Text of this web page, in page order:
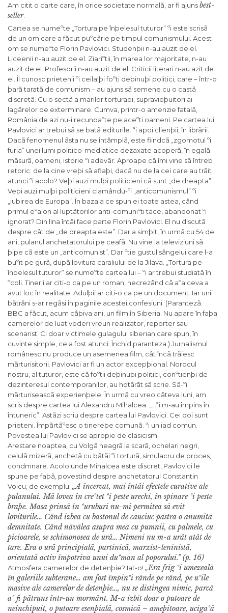
Am citit o carte care, în orice societate normalã, ar fi ajunsbest-
seller.
Cartea se numeºte „Tortura pe înþelesul tuturor” ºi este scrisã
de un om care a fãcut puºcãrie pe timpul comunismului. Acest
om se numeºte Florin Pavlovici. Studenþii n-au auzit de el.
Liceenii n-au auzit de el. Ziariºtii, în marea lor majoritate, n-au
auzit de el. Profesorii n-au auzit de el. Criticii literari n-au azit de
el. Îl cunosc prietenii ºi ceilalþi foºti deþinuþi politici, care – într-o
þarã taratã de comunism – au ajuns sã semene cu o castã
discretã. Cu o sectã a marilor torturaþi, supravieþuitori ai
lagãrelor de exterminare. Cumva, printr-o amenzie fatalã,
România de azi nu-i recunoaºte pe aceºti oameni. Pe cartea lui
Pavlovici ar trebui sã se batã editurile. ªi apoi clienþii, în librãrii.
Dacã fenomenul ãsta nu se întâmplã, este fiindcã „zgomotul ºi
furia” unei lumi politico-mediatice dezaxate acoperã, în egalã
mãsurã, oameni, istorie ºi adevãr. Aproape cã îmi vine sã întreb
retoric: de la cine vreþi sã aflaþi, dacã nu de la cei care au trãit
atunci ºi acolo? Veþi auzi mulþi politicieni cã sunt „de dreapta”.
Veþi auzi mulþi politicieni clamându-ºi „anticomunismul” ºi
„iubirea de Europa”. În baza a ce spun ei toate astea, când
primul eºalon al luptãtorilor anti-comuniºti tace, abandonat ºi
ignorat? Din lina întâi face parte Florin Pavlovici. El nu discutã
despre cât de „de dreapta este”. Dar a simþit, în urmã cu 54 de
ani, pulanul anchetatorului pe ceafã. Nu vine la televiziuni sã
þipe cã este un „anticomunist”. Dar ºtie gustul sângelui care l-a
buºit pe gurã, dupã lovitura caraliului de la Jilava. „Tortura pe
înþelesul tuturor” se numeºte cartea lui – ºi ar trebui studiatã în
ºcoli. Tinerii ar citi-o ca pe un roman, necrezând cã aºa ceva a
avut loc în realitate. Adulþii ar citi-o ca pe un document. Iar unii
bãtrâni s-ar regãsi în paginile acestei confesiuni. (Parantezã.
BBC a fãcut, acum câþiva ani, un film în Siberia. Nu apare în faþa
camerelor de luat vederi vreun realizator, reporter sau
scenarist. Ci doar victimele gulagului siberian care spun, în
cuvinte simple, ce a fost atunci. Închid paranteza.) Jurnalismul
românesc nu produce un asemenea film, cât încã trãiesc
mãrturisitorii. Pavlovici ar fi un actor excepþional. Norocul
nostru, al tuturor, este cã foºtii deþinuþi politici, conºtienþi de
dezinteresul contemporanilor, au hotãrât sã scrie. Sã-ºi
mãrturiseascã experienþele. În urmã cu vreo câteva luni, am
scris despre cartea lui Alexandru Mihalcea: „…ªi m-au împins în
întuneric”. Astãzi scriu despre cartea lui Pavlovici. Cei doi sunt
prieteni. Împãrtãºesc o tinereþe comunã. ªi un iad comun.
Povestea lui Pavlovici se apropie de clasicism.
Arestare noaptea, cu Volgã neagrã la scarã, ochelari negri,
celulã mizerã, anchetã cu bãtãi ºi torturã, simulacru de proces,
condmnare. Acolo unde Mihalcea este discret, Pavlovici le
spune pe faþã, povestind despre anchetatorul Constantin
Voicu, de exemplu: „A încercat, mai întâi efectele curative ale
pulanului. Mã lovea în creºtet ºi peste urechi, în spinare ºi peste
braþe. Masa prinsã în ºuruburi nu-mi permitea sã evit
loviturile… Când izbea cu bastonul de cauciuc pãstra o anumitã
demnitate. Când nãvãlea asupra mea cu pumnii, cu palmele, cu
picioarele, se schimonosea de urã… Nimeni nu m-a urât atât de
tare. Era o urã principialã, partinicã, marxist-leninistã,
orientatã activ împotriva unui duºman al poporului.” (p. 16)
Atmosfera camerelor de detenþie? Iat-o! „Era frig ºi umezealã
în galeriile subterane… am fost împinºi rânde pe rând, pe uºile
masive ale camerelor de detenþie…, nu se distingea nimic, parcã
aº fi pãtruns într-un mormânt. M-a izbit doar o putoare de
neînchipuit, o putoare esenþialã, cosmicã – ameþitoare, ucigaºã